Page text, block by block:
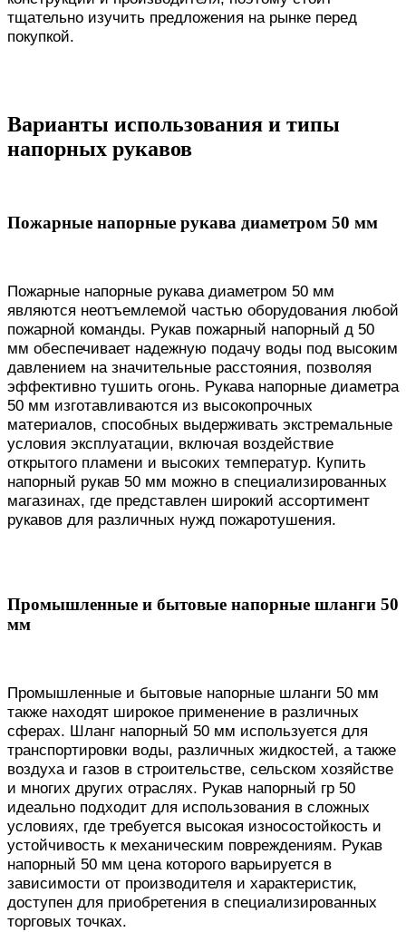
тщательно изучить предложения на рынке перед
покупкой.
Варианты использования и типы
напорных рукавов
Пожарные напорные рукава диаметром 50 мм
Пожарные напорные рукава диаметром 50 мм
являются неотъемлемой частью оборудования любой
пожарной команды. Рукав пожарный напорный д 50
мм обеспечивает надежную подачу воды под высоким
давлением на значительные расстояния, позволяя
эффективно тушить огонь. Рукава напорные диаметра
50 мм изготавливаются из высокопрочных
материалов, способных выдерживать экстремальные
условия эксплуатации, включая воздействие
открытого пламени и высоких температур. Купить
напорный рукав 50 мм можно в специализированных
магазинах, где представлен широкий ассортимент
рукавов для различных нужд пожаротушения.
Промышленные и бытовые напорные шланги 50
мм
Промышленные и бытовые напорные шланги 50 мм
также находят широкое применение в различных
сферах. Шланг напорный 50 мм используется для
транспортировки воды, различных жидкостей, а также
воздуха и газов в строительстве, сельском хозяйстве
и многих других отраслях. Рукав напорный гр 50
идеально подходит для использования в сложных
условиях, где требуется высокая износостойкость и
устойчивость к механическим повреждениям. Рукав
напорный 50 мм цена которого варьируется в
зависимости от производителя и характеристик,
доступен для приобретения в специализированных
торговых точках.